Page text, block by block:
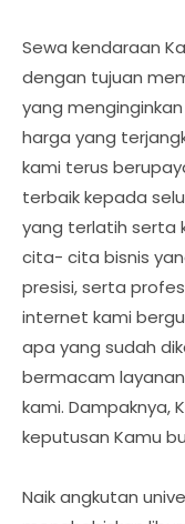
Sewa kendaraan
dengan tujuan
yang
harga yang
kami terus
terbaik kepada
yang terlatih serta
cita- cita bisnis
presisi, serta
internet kami
apa yang sudah
bermacam
kami. Dampaknya,
keputusan Kamu
Naik angkutan